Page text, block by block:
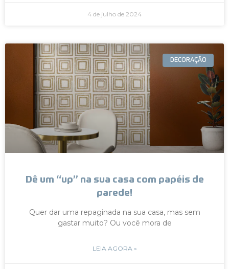
4 de julho de 2024
DECORAÇÃO
Dê um “up” na sua casa com papéis de
parede!
Quer dar uma repaginada na sua casa, mas sem
gastar muito? Ou você mora de
LEIA AGORA »